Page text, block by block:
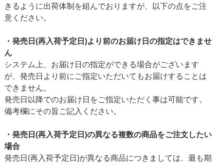
きるように出荷体制を組んでおりますが、以下の点をご注
意ください。
・発売日(再入荷予定日)より前のお届け日の指定はできませ
ん
システム上、お届け日の指定ができる場合がございます
が、発売日より前にご指定いただいてもお届けすることは
できません。
発売日以降でのお届け日をご指定いただく事は可能です。
備考欄にその旨ご記入ください。
・発売日(再入荷予定日)の異なる複数の商品をご注文したい
場合
発売日(再入荷予定日)が異なる商品につきましては、最も期